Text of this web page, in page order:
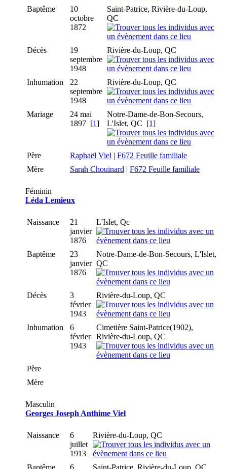
Baptême
10
octobre
1872
Saint-Patrice, Rivière-du-Loup,
QC
Décès
19
septembre
1948
Rivière-du-Loup, QC
Inhumation
22
septembre
1948
Rivière-du-Loup, QC
Mariage
24 mai
1897 [1]
Notre-Dame-de-Bon-Secours,
L'Islet, QC [1]
Père Raphaël Viel | F672 Feuille familiale
Mère
Sarah Chouinard | F672 Feuille familiale
Féminin
Léda Lemieux
Naissance
21
janvier
1876
L'Islet, Qc
Baptême
23
janvier
1876
Notre-Dame-de-Bon-Secours, L'Islet,
QC
Décès
3
février
1943
Rivière-du-Loup, QC
Inhumation
6
février
1943
Cimetière Saint-Patrice(1902),
Rivière-du-Loup, QC
Père
Mère
Masculin
Georges Joseph Anthime Viel
Naissance
6
juillet
1913
Rivière-du-Loup, QC
Baptême 6 Saint-Patrice, Rivière-du-Loup, QC